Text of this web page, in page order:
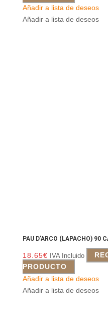
Añadir a lista de deseos
Añadir a lista de deseos
PAU D’ARCO (LAPACHO) 90
18.65€ IVA Incluido
PRODUCTO
Añadir a lista de deseos
Añadir a lista de deseos